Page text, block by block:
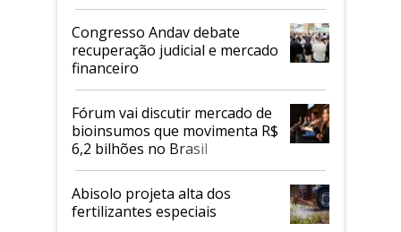
Congresso Andav debate
recuperação judicial e mercado
financeiro
Fórum vai discutir mercado de
bioinsumos que movimenta R$
6,2 bilhões no Brasil
Abisolo projeta alta dos
fertilizantes especiais